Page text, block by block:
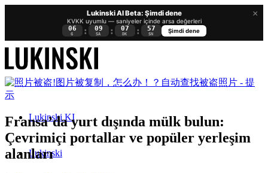
×
Lukinski AI Beta: Şimdi dene
KVKK uyumlu — saniyeler içinde arsa değerleri
06
G : 09
SA : 07
DK : 56
SN
Şimdi dene
Lukinski KI
Lukinski
Fransa’da yurt dışında mülk bulun:
Çevrimiçi portallar ve popüler yerleşim
alanları